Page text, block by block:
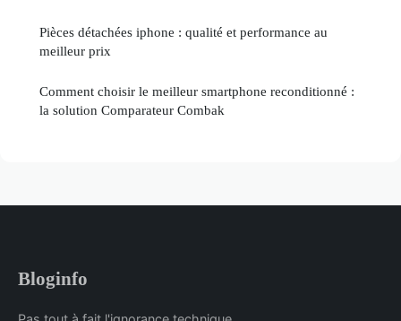
Pièces détachées iphone : qualité et performance au
meilleur prix
Comment choisir le meilleur smartphone reconditionné :
la solution Comparateur Combak
Bloginfo